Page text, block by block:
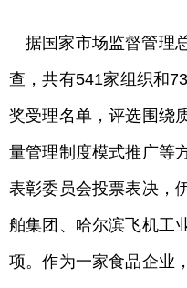
据国家市场监督管理
查，共有541家组织和
奖受理名单，评选围绕
量管理制度模式推广等
表彰委员会投票表决，
舶集团、哈尔滨飞机工
项。作为一家食品企业